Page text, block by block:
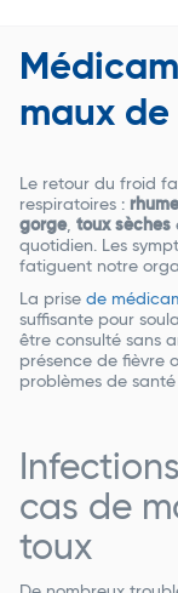
maux
Le retour du froid
respiratoires : rhume
gorge, toux sèches
quotidien. Les
fatiguent notre
La prise de
suffisante pour
être consulté sans
présence de fièvre
problèmes de santé
cas de
toux